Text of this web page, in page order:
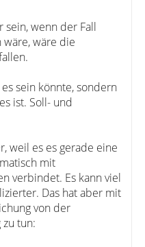
sein, wenn der Fall
wäre, wäre die
sein könnte, sondern
ist. Soll- und
weil es es gerade eine
mit
verbindet. Es kann viel
Das hat aber mit
von der
tun: